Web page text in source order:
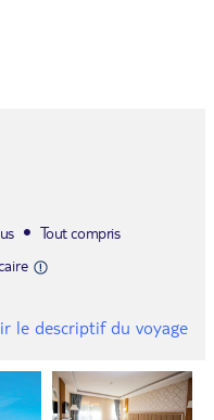
Tout compris
le descriptif du voyage